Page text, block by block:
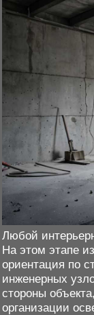
Любой
На этом этапе
ориентация по
инженерных
стороны
организации